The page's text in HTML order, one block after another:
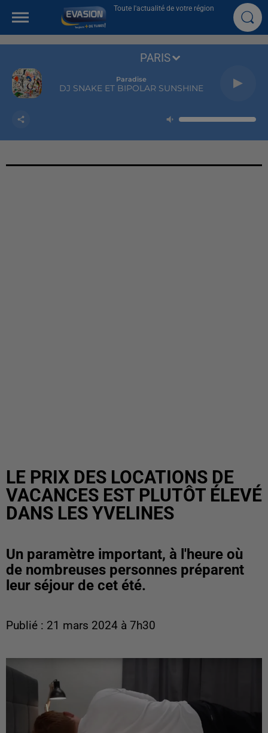
Toute l'actualité de votre région
Paradise
DJ SNAKE ET BIPOLAR SUNSHINE
PARIS
LE PRIX DES LOCATIONS DE
VACANCES EST PLUTÔT ÉLEVÉ
DANS LES YVELINES
Un paramètre important, à l'heure où
de nombreuses personnes préparent
leur séjour de cet été.
Publié : 21 mars 2024 à 7h30